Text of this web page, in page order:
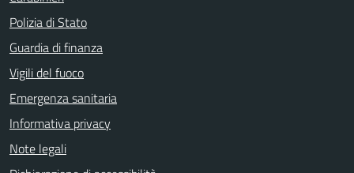
Polizia di Stato
Guardia di finanza
Vigili del fuoco
Emergenza sanitaria
Informativa privacy
Note legali